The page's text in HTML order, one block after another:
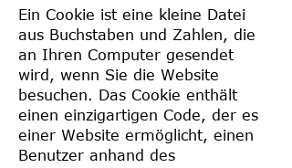
Ein Cookie ist eine kleine Datei
aus Buchstaben und Zahlen, die
an Ihren Computer gesendet
wird, wenn Sie die Website
besuchen. Das Cookie enthält
einen einzigartigen Code, der es
einer Website ermöglicht, einen
Benutzer anhand des